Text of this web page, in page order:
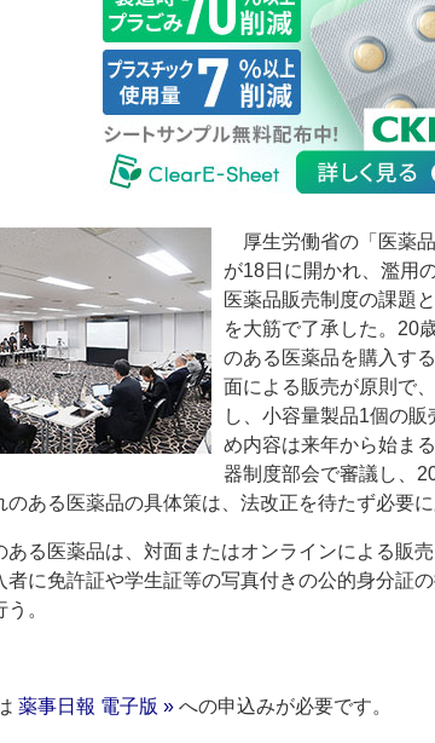
厚生労働省の「医薬品
が18日に開かれ、濫用
医薬品販売制度の課題
を大筋で了承した。20
のある医薬品を購入す
面による販売が原則で
し、小容量製品1個の
め内容は来年から始ま
器制度部会で審議し、
のある医薬品の具体策は、法改正を待たず必要に
る医薬品は、対面またはオンラインによる販
者に免許証や学生証等の写真付きの公的身分証
。
薬事日報 電子版 » への申込みが必要です。